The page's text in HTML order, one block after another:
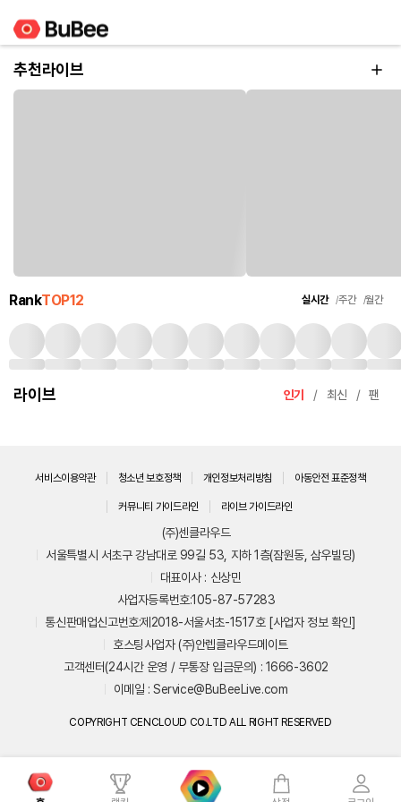
추천라이브
RankTOP12 실시간 주간 월간
라이브 인기 최신 팬
서비스이용약관 청소년 보호정책 개인정보처리방침
아동안전 표준정책
커뮤니티 가이드라인
라이브 가이드라인
(주)센클라우드
서울특별시 서초구 강남대로 99길 53, 지하 1층(잠원동, 삼우빌딩)
대표이사 : 신상민
사업자등록번호:105-87-57283
통신판매업신고번호:제2018-서울서초-1517호 [사업자 정보 확인]
호스팅사업자 (주)안렙클라우드메이트
고객센터(24시간 운영 / 무통장 입금문의) : 1666-3602
이메일 :Service@BuBeeLive.com
COPYRIGHT CENCLOUD CO.LTD ALL RIGHT RESERVED